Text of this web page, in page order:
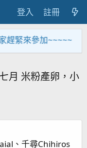
登入 註冊
加~~~~~
月 米粉產卵，小
、千尋Chihiros